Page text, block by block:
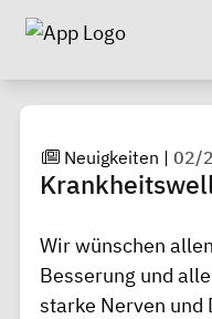
Neuigkeiten |02/
Wir wünschen
Besserung und
starke Nerven und